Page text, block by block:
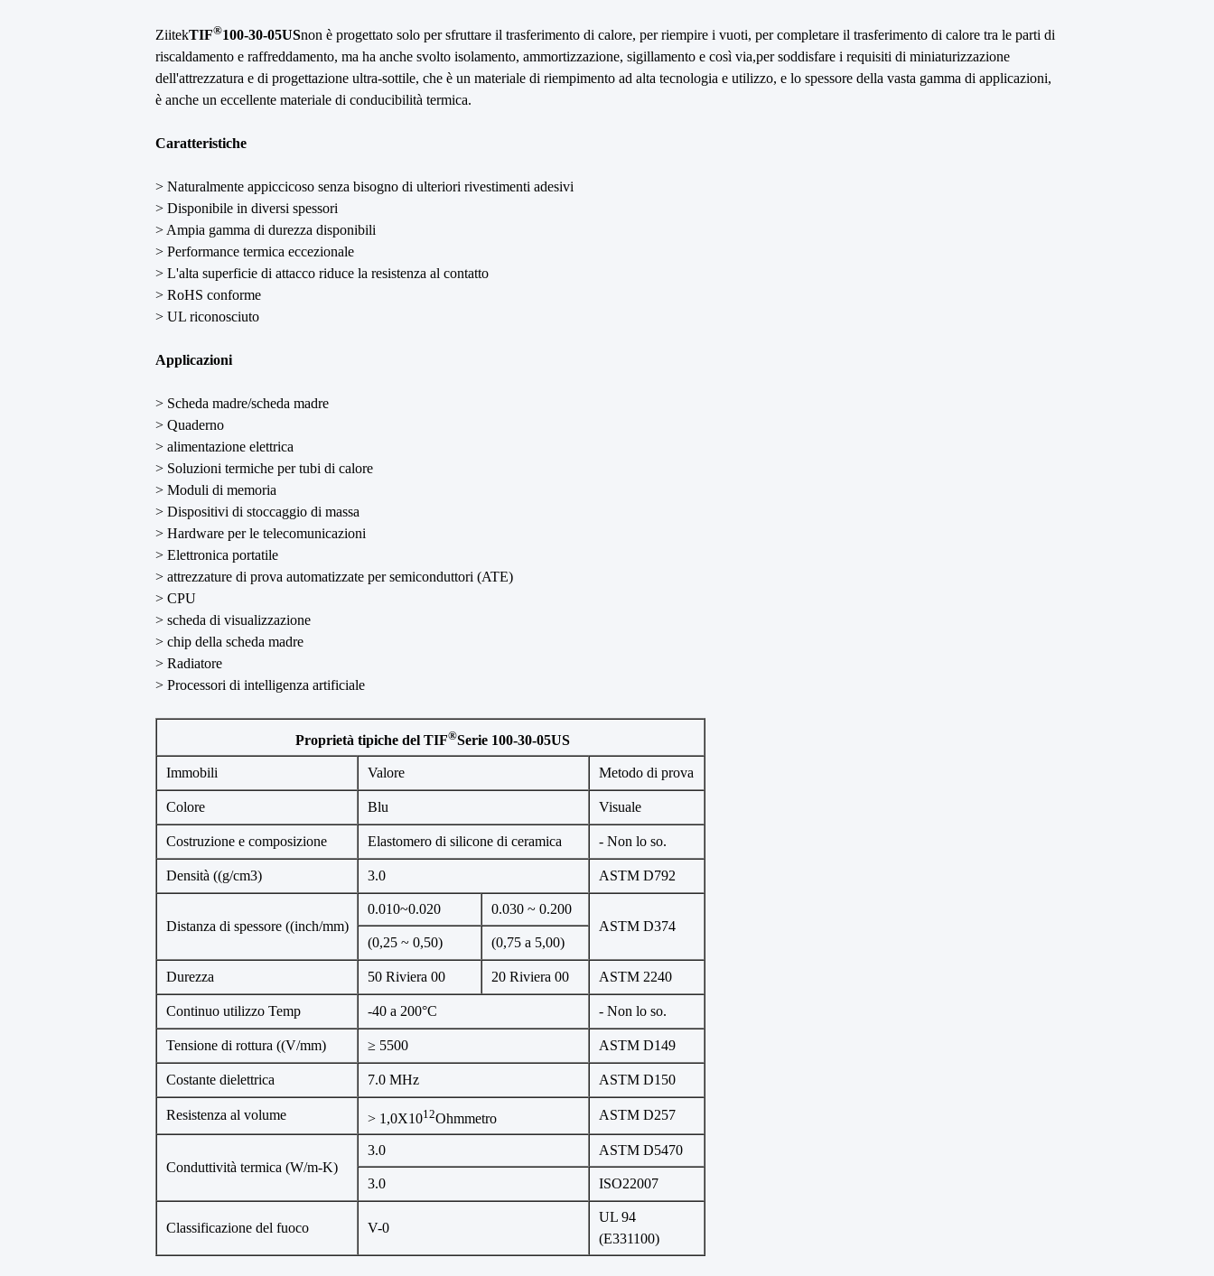
ZiitekTIF®100-30-05USnon è progettato solo per sfruttare il trasferimento di calore, per riempire i vuoti, per completare il trasferimento di calore tra le parti di
riscaldamento e raffreddamento, ma ha anche svolto isolamento, ammortizzazione, sigillamento e così via,per soddisfare i requisiti di miniaturizzazione
dell'attrezzatura e di progettazione ultra-sottile, che è un materiale di riempimento ad alta tecnologia e utilizzo, e lo spessore della vasta gamma di applicazioni,
è anche un eccellente materiale di conducibilità termica.
Caratteristiche
> Naturalmente appiccicoso senza bisogno di ulteriori rivestimenti adesivi
> Disponibile in diversi spessori
> Ampia gamma di durezza disponibili
> Performance termica eccezionale
> L'alta superficie di attacco riduce la resistenza al contatto
> RoHS conforme
> UL riconosciuto
Applicazioni
> Scheda madre/scheda madre
> Quaderno
> alimentazione elettrica
> Soluzioni termiche per tubi di calore
> Moduli di memoria
> Dispositivi di stoccaggio di massa
> Hardware per le telecomunicazioni
> Elettronica portatile
> attrezzature di prova automatizzate per semiconduttori (ATE)
> CPU
> scheda di visualizzazione
> chip della scheda madre
> Radiatore
> Processori di intelligenza artificiale
Proprietà tipiche del TIF®Serie 100-30-05US
Immobili Valore Metodo di prova
Colore Blu Visuale
Costruzione e composizione Elastomero di silicone di ceramica - Non lo so.
Densità ((g/cm3) 3.0 ASTM D792
Distanza di spessore ((inch/mm)
0.010~0.020
0.030 ~ 0.200
ASTM D374
(0,25 ~ 0,50)
(0,75 a 5,00)
Durezza 50 Riviera 00 20 Riviera 00 ASTM 2240
Continuo utilizzo Temp -40 a 200°C - Non lo so.
Tensione di rottura ((V/mm) ≥ 5500 ASTM D149
Costante dielettrica 7.0 MHz ASTM D150
Resistenza al volume > 1,0X1012Ohmmetro ASTM D257
Conduttività termica (W/m-K)
3.0 ASTM D5470
3.0 ISO22007
Classificazione del fuoco V-0
UL 94
(E331100)